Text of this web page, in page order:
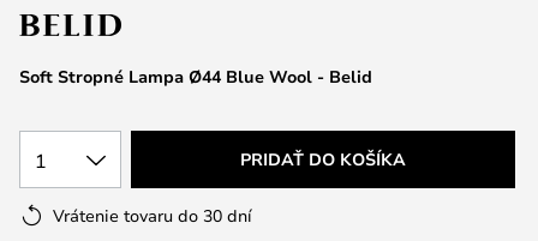
obrázkov
Soft Stropné Lampa Ø44 Blue Wool - Belid
1 PRIDAŤ DO KOŠÍKA
Vrátenie tovaru do 30 dní